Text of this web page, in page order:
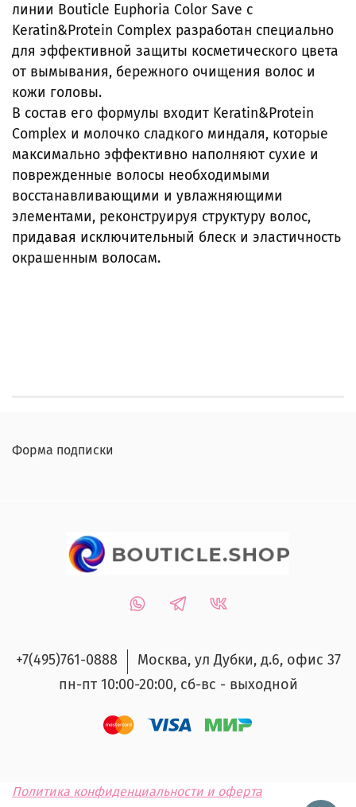
линии Bouticle Euphoria Color Save с
Keratin&Protein Complex разработан специально
для эффективной защиты косметического цвета
от вымывания, бережного очищения волос и
кожи головы.
В состав его формулы входит Keratin&Protein
Complex и молочко сладкого миндаля, которые
максимально эффективно наполняют сухие и
поврежденные волосы необходимыми
восстанавливающими и увлажняющими
элементами, реконструируя структуру волос,
придавая исключительный блеск и эластичность
окрашенным волосам.
Форма подписки
+7(495)761-0888
Москва, ул Дубки, д.6, офис 37
пн-пт 10:00-20:00, сб-вс - выходной
Политика конфиденциальности и оферта